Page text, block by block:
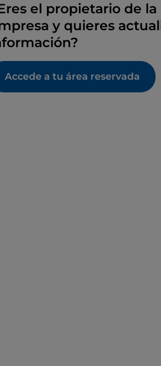
el propietario de la
y quieres
Accede a tu área reservada